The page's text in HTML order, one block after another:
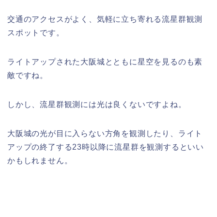
交通のアクセスがよく、気軽に立ち寄れる流星群観測
スポットです。
ライトアップされた大阪城とともに星空を見るのも素
敵ですね。
しかし、流星群観測には光は良くないですよね。
大阪城の光が目に入らない方角を観測したり、ライト
アップの終了する23時以降に流星群を観測するといい
かもしれません。